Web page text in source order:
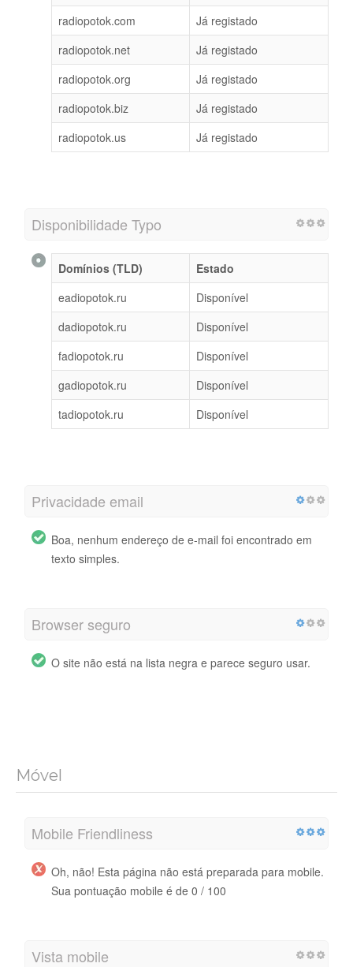
radiopotok.com
Já registado
radiopotok.net
Já registado
radiopotok.org
Já registado
radiopotok.biz
Já registado
radiopotok.us
Já registado
Disponibilidade Typo
Domínios (TLD)
Estado
eadiopotok.ru
Disponível
dadiopotok.ru
Disponível
fadiopotok.ru
Disponível
gadiopotok.ru
Disponível
tadiopotok.ru
Disponível
Privacidade email
Boa, nenhum endereço de e-mail foi encontrado em
texto simples.
Browser seguro
O site não está na lista negra e parece seguro usar.
Móvel
Mobile Friendliness
Oh, não! Esta página não está preparada para mobile.
Sua pontuação mobile é de 0 / 100
Vista mobile